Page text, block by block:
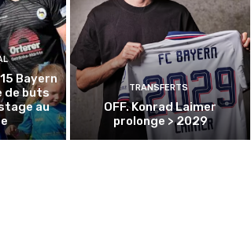
Bayern
de buts
au
TRANSFERTS
OFF. Konrad Laimer
prolonge > 2029